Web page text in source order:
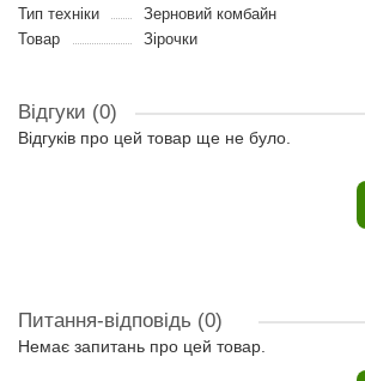
Тип техніки
Зерновий комбайн
Товар
Зірочки
Відгуки (0)
Відгуків про цей товар ще не було.
Питання-відповідь (0)
Немає запитань про цей товар.